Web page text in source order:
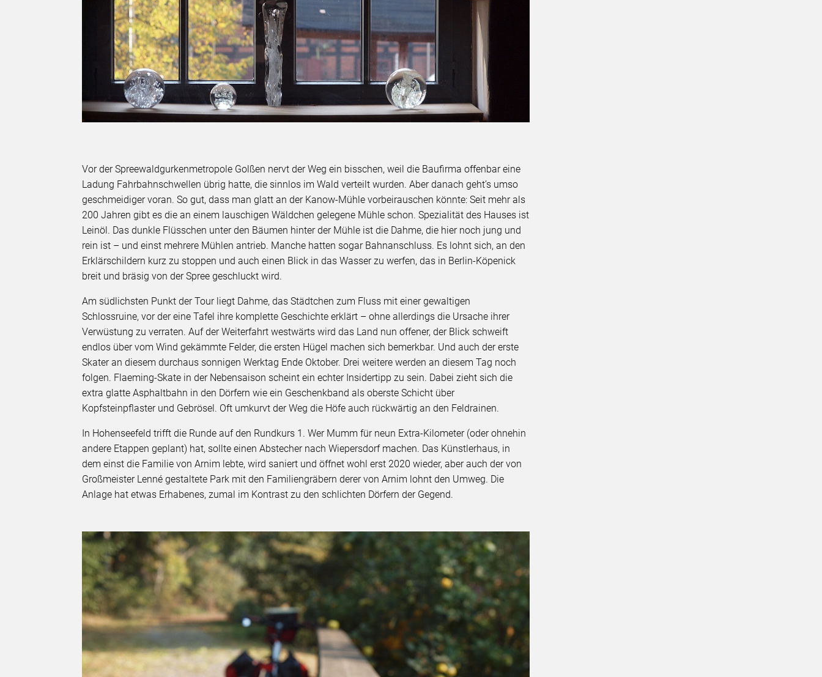
Vor der Spreewaldgurkenmetropole Golßen nervt der Weg ein bisschen, weil die Baufirma offenbar eine
Ladung Fahrbahnschwellen übrig hatte, die sinnlos im Wald verteilt wurden. Aber danach geht’s umso
geschmeidiger voran. So gut, dass man glatt an der Kanow-Mühle vorbeirauschen könnte: Seit mehr als
200 Jahren gibt es die an einem lauschigen Wäldchen gelegene Mühle schon. Spezialität des Hauses ist
Leinöl. Das dunkle Flüsschen unter den Bäumen hinter der Mühle ist die Dahme, die hier noch jung und
rein ist – und einst mehrere Mühlen antrieb. Manche hatten sogar Bahnanschluss. Es lohnt sich, an den
Erklärschildern kurz zu stoppen und auch einen Blick in das Wasser zu werfen, das in Berlin-Köpenick
breit und bräsig von der Spree geschluckt wird.
Am südlichsten Punkt der Tour liegt Dahme, das Städtchen zum Fluss mit einer gewaltigen
Schlossruine, vor der eine Tafel ihre komplette Geschichte erklärt – ohne allerdings die Ursache ihrer
Verwüstung zu verraten. Auf der Weiterfahrt westwärts wird das Land nun offener, der Blick schweift
endlos über vom Wind gekämmte Felder, die ersten Hügel machen sich bemerkbar. Und auch der erste
Skater an diesem durchaus sonnigen Werktag Ende Oktober. Drei weitere werden an diesem Tag noch
folgen. Flaeming-Skate in der Nebensaison scheint ein echter Insidertipp zu sein. Dabei zieht sich die
extra glatte Asphaltbahn in den Dörfern wie ein Geschenkband als oberste Schicht über
Kopfsteinpflaster und Gebrösel. Oft umkurvt der Weg die Höfe auch rückwärtig an den Feldrainen.
In Hohenseefeld trifft die Runde auf den Rundkurs 1. Wer Mumm für neun Extra-Kilometer (oder ohnehin
andere Etappen geplant) hat, sollte einen Abstecher nach Wiepersdorf machen. Das Künstlerhaus, in
dem einst die Familie von Arnim lebte, wird saniert und öffnet wohl erst 2020 wieder, aber auch der von
Großmeister Lenné gestaltete Park mit den Familiengräbern derer von Arnim lohnt den Umweg. Die
Anlage hat etwas Erhabenes, zumal im Kontrast zu den schlichten Dörfern der Gegend.